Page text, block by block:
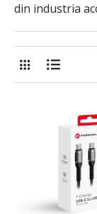
din industria